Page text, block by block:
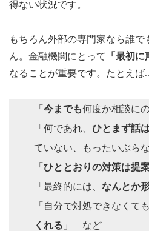
得ない状況です。
もちろん外部の専門家なら誰
ん。金融機関にとって
「最初
なることが重要です。たとえば
「 今までも何度か相談に
「何であれ、 ひとまず話
ていない、もったいぶらな
「 ひととおりの対策は提
「最終的には、 なんとか
「自分で対処できなくても
くれる 」 など